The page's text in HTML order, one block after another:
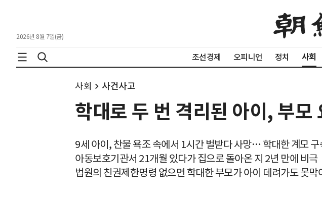
2026년 8월 7일(금)
조선경제 오피니언 정치 사회
사회 사건사고
학대로 두 번 격리된 아이, 부
9세 아이, 찬물 욕조 속에서 1시간 벌받다 사망… 학대한 계모 구
아동보호기관서 21개월 있다가 집으로 돌아온 지 2년 만에 비극
법원의 친권제한명령 없으면 학대한 부모가 아이 데려가도 못막